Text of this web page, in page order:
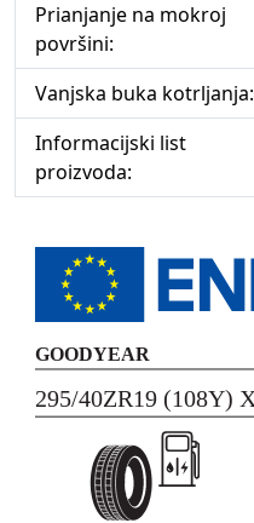
Prianjanje na mokroj
površini:
Vanjska buka kotrljanja:
Informacijski list
proizvoda: